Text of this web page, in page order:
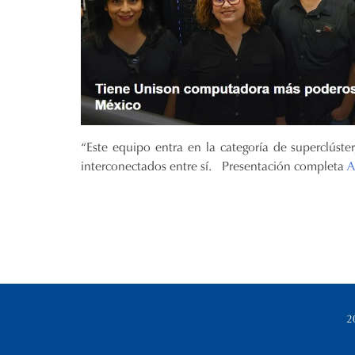
“Este equipo entra en la categoría de
interconectados entre sí. Presentación completa